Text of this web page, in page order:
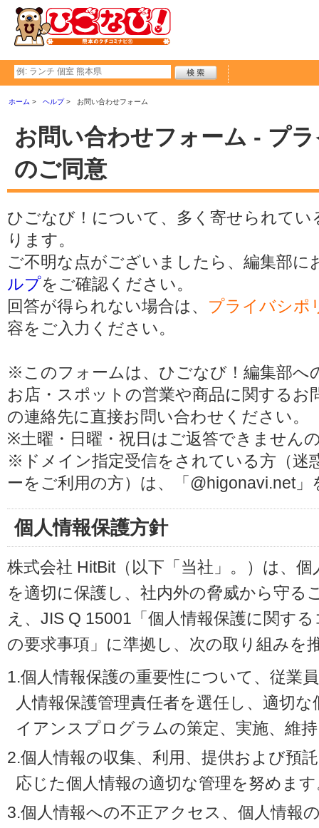
ホーム ヘルプ お問い合わせフォーム
お問い合わせフォーム - プ
のご同意
ひごなび！について、多く寄せられてい
ります。
ご不明な点がございましたら、編集部
ルプをご確認ください。
回答が得られない場合は、 プライバシポ
容をご入力ください。
※このフォームは、ひごなび！編集部へ
お店・スポットの営業や商品に関する
の連絡先に直接お問い合わせください。
※土曜・日曜・祝日はご返答できません
※ドメイン指定受信をされている方（迷
ーをご利用の方）は、「@higonavi.net
個人情報保護方針
株式会社 HitBit（以下「当社」。）は、
を適切に保護し、社内外の脅威から守る
え、JIS Q 15001「個人情報保護に関す
の要求事項」に準拠し、次の取り組みを
1.個人情報保護の重要性について、従業
人情報保護管理責任者を選任し、適切
イアンスプログラムの策定、実施、維
2.個人情報の収集、利用、提供および預
応じた個人情報の適切な管理を努めま
3.個人情報への不正アクセス、個人情報